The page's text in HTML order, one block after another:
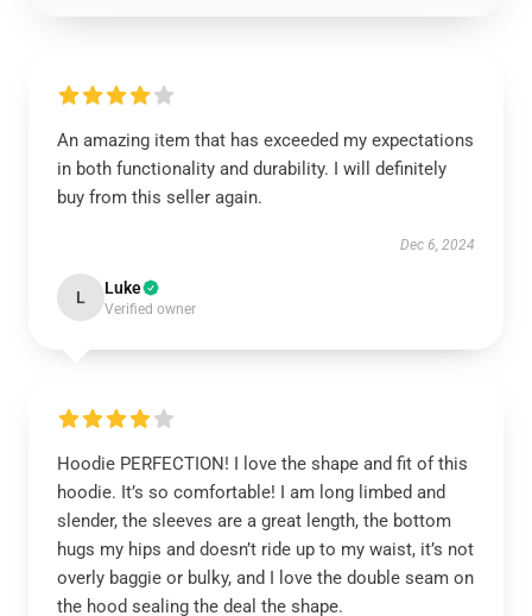
An amazing item that has exceeded my expectations
in both functionality and durability. I will definitely
buy from this seller again.
Dec 6, 2024
L Luke
Verified owner
Hoodie PERFECTION! I love the shape and fit of this
hoodie. It’s so comfortable! I am long limbed and
slender, the sleeves are a great length, the bottom
hugs my hips and doesn’t ride up to my waist, it’s not
overly baggie or bulky, and I love the double seam on
the hood sealing the deal the shape.